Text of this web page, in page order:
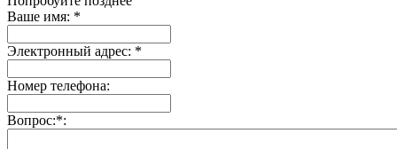
Ваше имя: *
Электронный адрес: *
Номер телефона:
Вопрос:*: